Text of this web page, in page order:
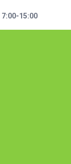
7:00-15:00